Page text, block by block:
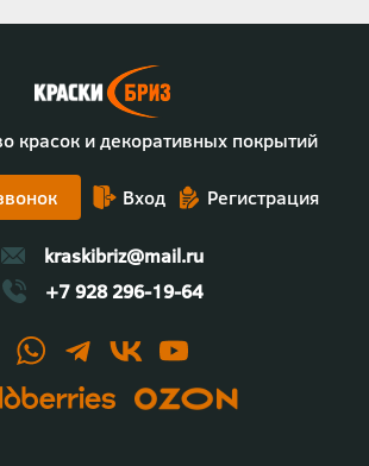
красок и декоративных покрытий
Вход Регистрация
kraskibriz@mail.ru
+7 928 296-19-64